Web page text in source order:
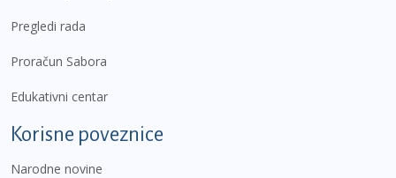
Pregledi rada
Proračun Sabora
Edukativni centar
Korisne poveznice
Narodne novine